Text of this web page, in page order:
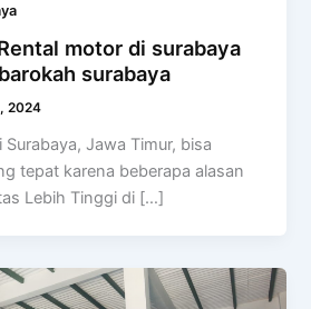
motor di surabaya
surabaya
2024
Jawa Timur, bisa
tepat karena beberapa alasan
Lebih Tinggi di […]